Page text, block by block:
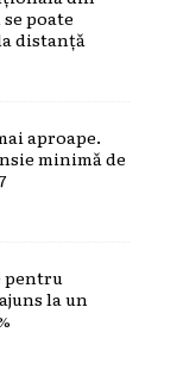
poate
distanță
aproape.
minimă de
pentru
la un